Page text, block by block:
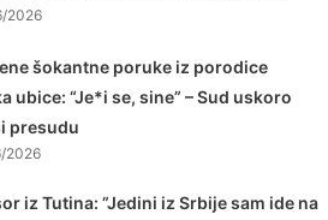
2026
šokantne poruke iz porodice
ubice: “Je*i se, sine” – Sud uskoro
presudu
2026
iz Tutina: ”Jedini iz Srbije sam ide na